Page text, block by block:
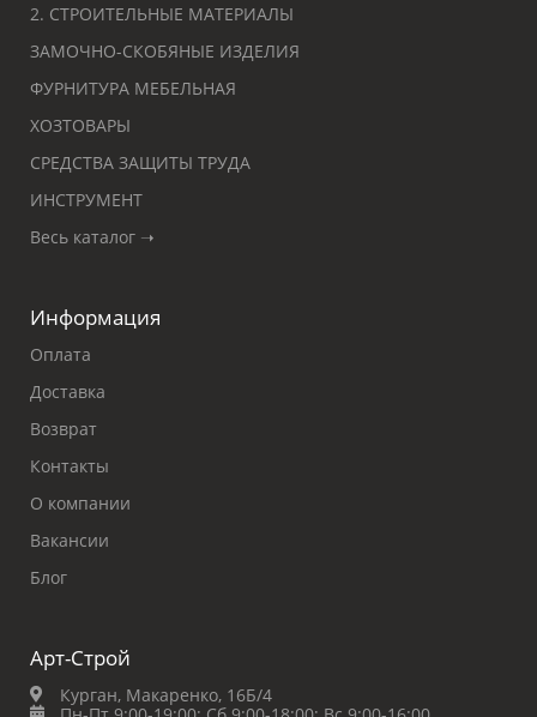
2. СТРОИТЕЛЬНЫЕ МАТЕРИАЛЫ
ЗАМОЧНО-СКОБЯНЫЕ ИЗДЕЛИЯ
ФУРНИТУРА МЕБЕЛЬНАЯ
ХОЗТОВАРЫ
СРЕДСТВА ЗАЩИТЫ ТРУДА
ИНСТРУМЕНТ
Весь каталог ➝
Информация
Оплата
Доставка
Возврат
Контакты
О компании
Вакансии
Блог
Арт-Строй
Курган, Макаренко, 16Б/4